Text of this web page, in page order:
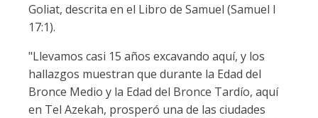
Goliat, descrita en el Libro de Samuel (Samuel I
17:1).
"Llevamos casi 15 años excavando aquí, y los
hallazgos muestran que durante la Edad del
Bronce Medio y la Edad del Bronce Tardío, aquí
en Tel Azekah, prosperó una de las ciudades